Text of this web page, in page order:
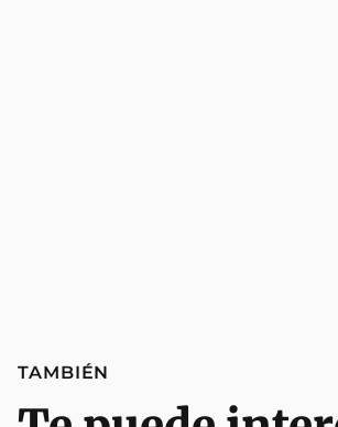
TAMBIÉN